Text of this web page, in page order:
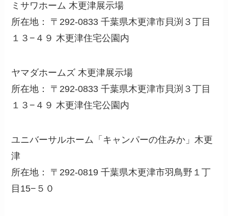
ミサワホーム 木更津展示場
所在地： 〒292-0833 千葉県木更津市貝渕３丁目
１３−４９ 木更津住宅公園内
ヤマダホームズ 木更津展示場
所在地： 〒292-0833 千葉県木更津市貝渕３丁目
１３−４９ 木更津住宅公園内
ユニバーサルホーム「キャンパーの住みか」木更
津
所在地： 〒292-0819 千葉県木更津市羽鳥野１丁
目15−５０